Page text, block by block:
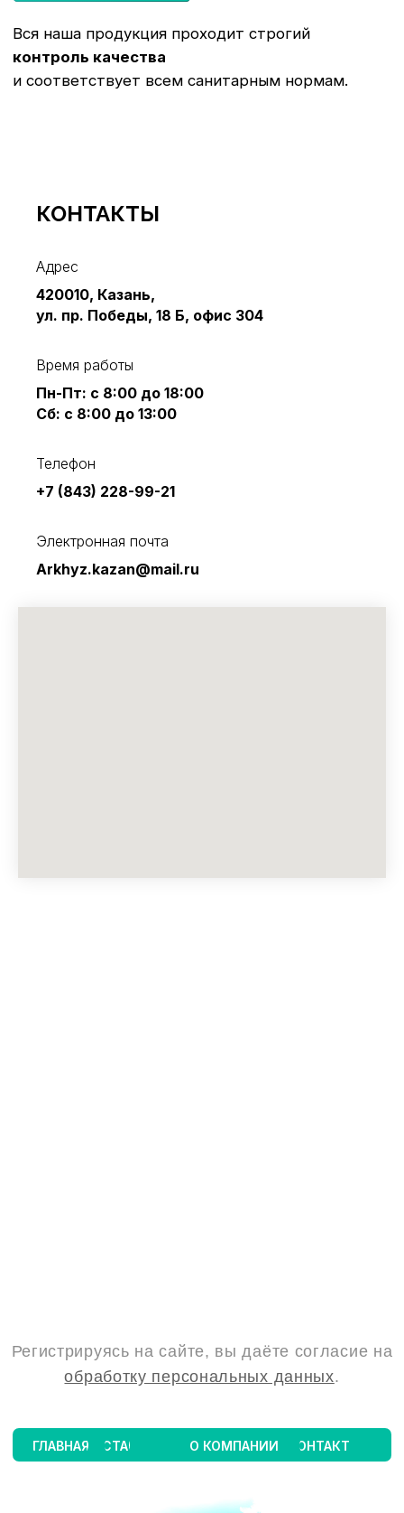
КОНТАКТЫ
Адрес
420010, Казань,
ул. пр. Победы, 18 Б, офис 304
Время работы
Пн-Пт: с 8:00 до 18:00
Сб: с 8:00 до 13:00
Телефон
+7 (843) 228-99-21
Электронная почта
Arkhyz.kazan@mail.ru